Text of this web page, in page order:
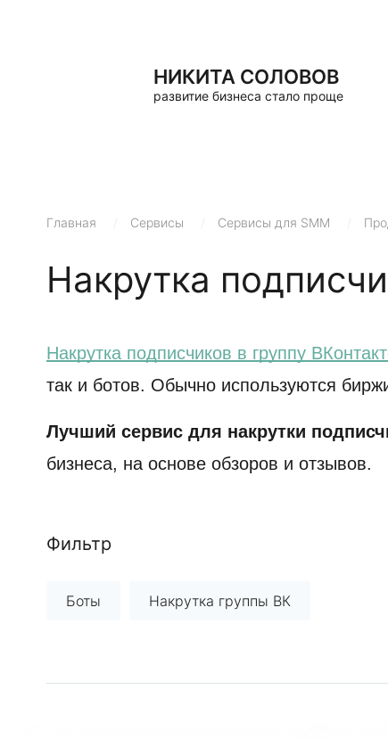
НИКИТА СОЛОВОВ
развитие бизнеса стало проще
Главная Сервисы Сервисы для SMM
Накрутка
Накрутка подписчиков в группу
так и ботов. Обычно используются
Лучший сервис для накрутки
бизнеса, на основе обзоров и отзывов.
Фильтр
Боты Накрутка группы ВК